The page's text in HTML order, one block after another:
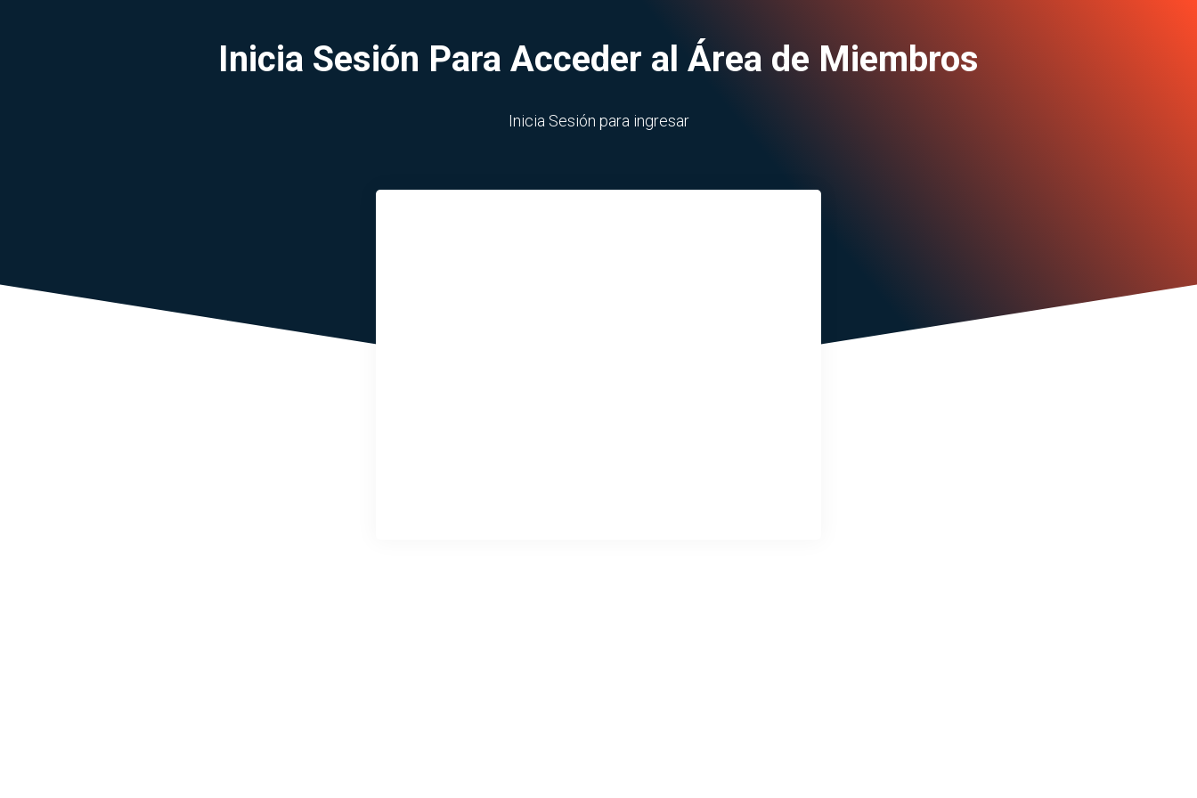
Inicia Sesión Para Acceder al Área de Miembros
Inicia Sesión para ingresar